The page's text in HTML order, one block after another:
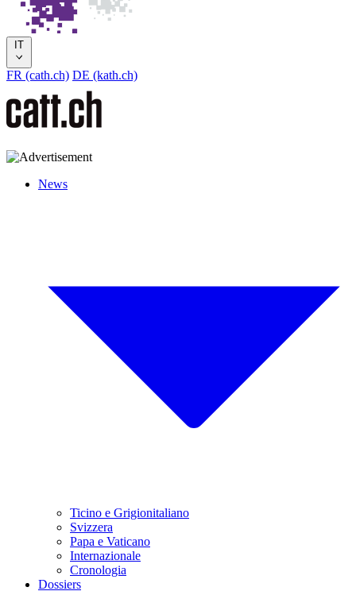
IT
FR (cath.ch) DE (kath.ch)
News
Ticino e Grigionitaliano
Svizzera
Papa e Vaticano
Internazionale
Cronologia
Dossiers